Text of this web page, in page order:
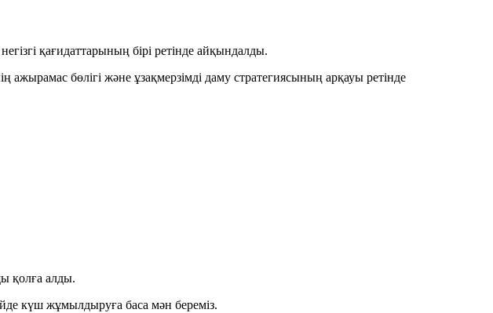
қағидаттарының бірі ретінде айқындалды.
ажырамас бөлігі және ұзақмерзімді даму стратегиясының арқауы ретінде
қолға алды.
күш жұмылдыруға баса мән береміз.